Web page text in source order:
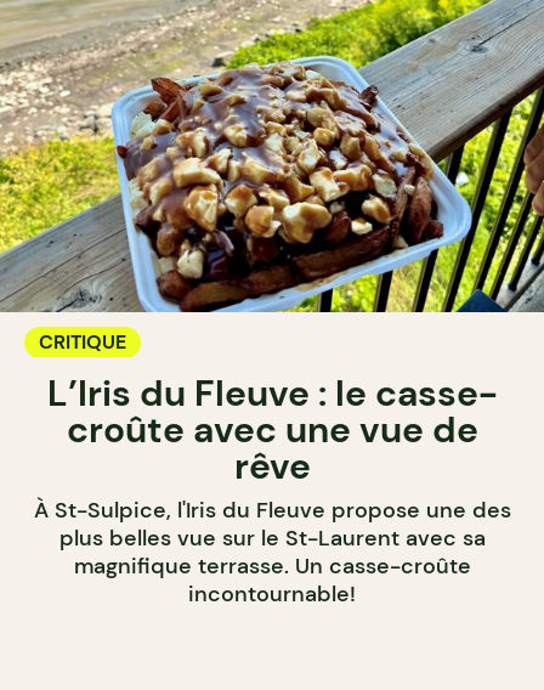
CRITIQUE
L’Iris du Fleuve : le casse-
croûte avec une vue de
rêve
À St-Sulpice, l'Iris du Fleuve propose une des
plus belles vue sur le St-Laurent avec sa
magnifique terrasse. Un casse-croûte
incontournable!